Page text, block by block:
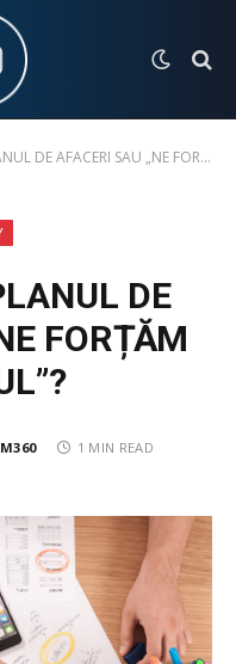
AFACERI SAU „NE FORȚĂM NOROCUL”?
DE
FORȚĂM
1 MIN READ